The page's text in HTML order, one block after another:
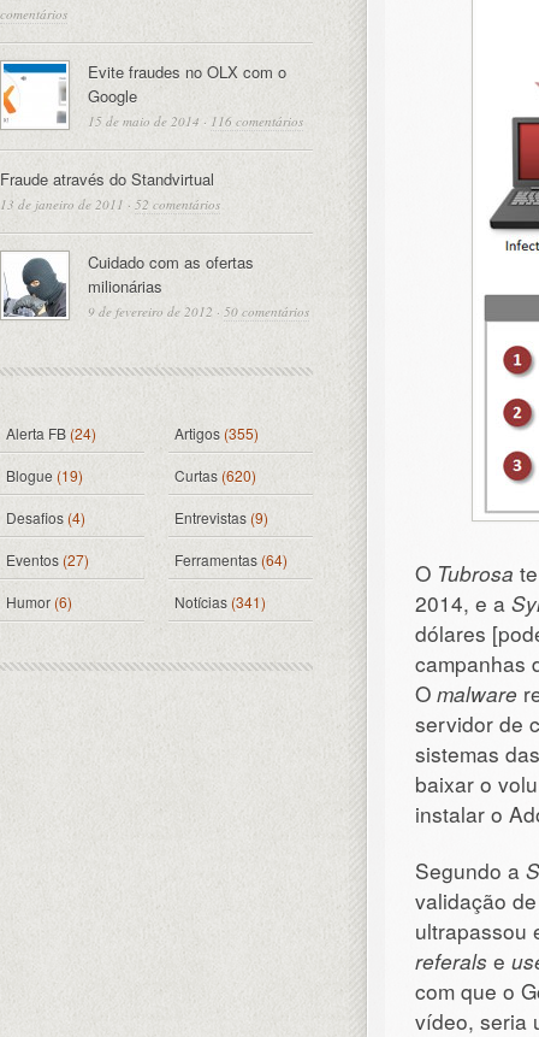
O Tubrosa
2014, e a
dólares
campanhas
O malware
servidor de
sistemas
baixar o
instalar o
Segundo a
validação
ultrapassou
referals e
com que o
vídeo, seria
comentários
Evite fraudes no OLX com o
Google
15 de maio de 2014 · 116 comentários
Fraude através do Standvirtual
13 de janeiro de 2011 · 52 comentários
Cuidado com as ofertas
milionárias
9 de fevereiro de 2012 · 50 comentários
Alerta FB(24) Artigos (355)
Blogue (19) Curtas (620)
Desafios (4) Entrevistas (9)
Eventos(27) Ferramentas(64)
Humor (6) Notícias(341)